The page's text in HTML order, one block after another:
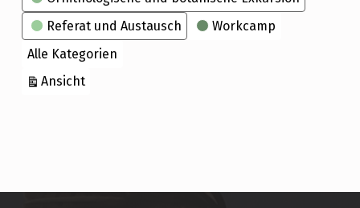
Referat und Austausch
Workcamp
Alle Kategorien
Ansichtausdrucken